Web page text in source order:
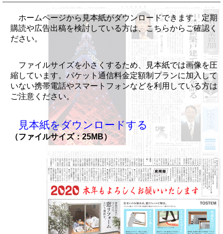
ホームページから見本紙がダウンロードできます。定期
購読や広告出稿を検討している方は、こちらからご確認く
ださい。
ファイルサイズを小さくするため、見本紙では画像を圧
縮しています。パケット通信料金定額制プランに加入して
いない携帯電話やスマートフォンなどを利用している方は
ご注意ください。
見本紙をダウンロードする
（ファイルサイズ：25MB）